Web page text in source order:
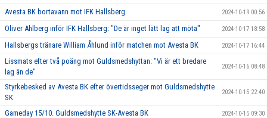
Avesta BK bortavann mot IFK Hallsberg 2024-10-19 00:56
Oliver Ahlberg inför IFK Hallsberg: "De är inget lätt lag att möta" 2024-10-17 18:58
Hallsbergs tränare William Åhlund inför matchen mot Avesta BK 2024-10-17 16:44
Lissmats efter två poäng mot Guldsmedshyttan: "Vi är ett bredare
lag än de"
2024-10-16 08:48
Styrkebesked av Avesta BK efter övertidsseger mot Guldsmedshytte
SK
2024-10-15 22:40
Gameday 15/10. Guldsmedshytte SK-Avesta BK 2024-10-15 09:30